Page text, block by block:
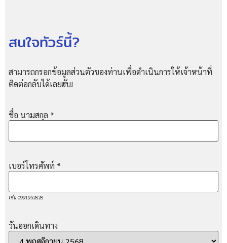
สนใจทัวร์นี้?
สามารถกรอกข้อมูลส่วนตัวของท่านเพื่อดำเนินการให้เจ้าหน้าที่
ติดต่อกลับได้เลยฮับ!
ชื่อ นามสกุล *
เบอร์โทรศัพท์ *
เช่น 0991952828
วันออกเดินทาง